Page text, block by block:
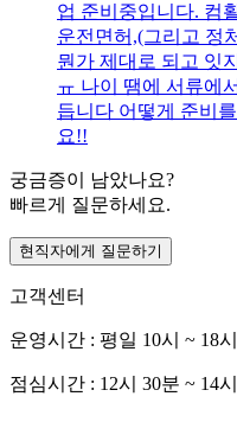
업 준비중입니다. 컴
운전면허,(그리고 정
뭔가 제대로 되고 잇
ㅠ 나이 땜에 서류에
듭니다 어떻게 준비
요!!
궁금증이 남았나요?
빠르게 질문하세요.
현직자에게 질문하기
고객센터
운영시간 : 평일 10시 ~ 18
점심시간 : 12시 30분 ~ 14시